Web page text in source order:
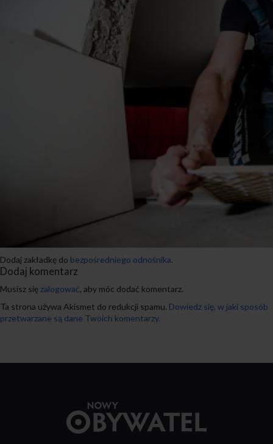
Dodaj zakładkę do bezpośredniego odnośnika.
Dodaj komentarz
Musisz się zalogować, aby móc dodać komentarz.
Ta strona używa Akismet do redukcji spamu. Dowiedz się, w jaki sposób
przetwarzane są dane Twoich komentarzy.
strony